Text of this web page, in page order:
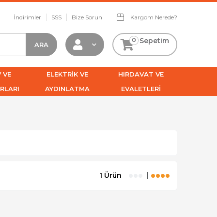
İndirimler SSS Bize Sorun Kargom Nerede?
Sepetim
0
VE
ELEKTRİK VE
AYDINLATMA
HIRDAVAT VE
EVALETLERİ
1 Ürün